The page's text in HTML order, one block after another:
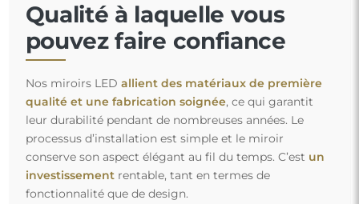
Qualité à laquelle vous
pouvez faire confiance
Nos miroirs LED allient des matériaux de première
qualité et une fabrication soignée, ce qui garantit
leur durabilité pendant de nombreuses années. Le
processus d’installation est simple et le miroir
conserve son aspect élégant au fil du temps. C’est un
investissementrentable, tant en termes de
fonctionnalité que de design.